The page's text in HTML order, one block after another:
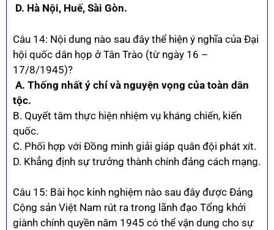
D. Hà Nội, Huế, Sài Gòn.
Câu 14: Nội dung nào sau đây thể hiện ý nghĩa của Đại
hội quốc dân họp ở Tân Trào (từ ngày 16 –
17/8/1945)?
A. Thống nhất ý chí và nguyện vọng của toàn dân
tộc.
B. Quyết tâm thực hiện nhiệm vụ kháng chiến, kiến
quốc.
C. Phối hợp với Đồng minh giải giáp quân đội phát xít.
D. Khẳng định sự trưởng thành chính đảng cách mạng.
Câu 15: Bài học kinh nghiệm nào sau đây được Đảng
Cộng sản Việt Nam rút ra trong lãnh đạo Tổng khởi
giành chính quyền năm 1945 có thể vận dung cho sự